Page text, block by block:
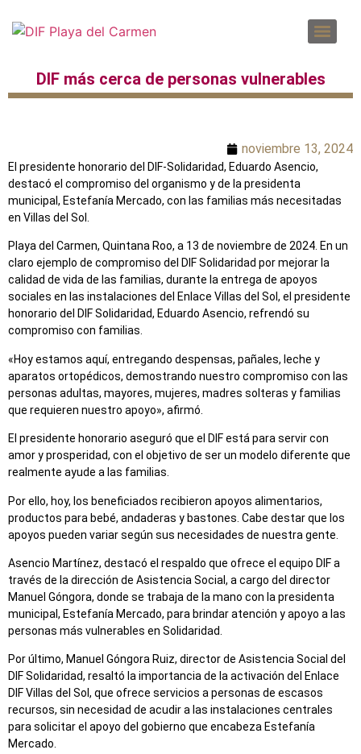
DIF más cerca de personas vulnerables
noviembre 13, 2024
El presidente honorario del DIF-Solidaridad, Eduardo Asencio,
destacó el compromiso del organismo y de la presidenta
municipal, Estefanía Mercado, con las familias más necesitadas
en Villas del Sol.
Playa del Carmen, Quintana Roo, a 13 de noviembre de 2024. En un
claro ejemplo de compromiso del DIF Solidaridad por mejorar la
calidad de vida de las familias, durante la entrega de apoyos
sociales en las instalaciones del Enlace Villas del Sol, el presidente
honorario del DIF Solidaridad, Eduardo Asencio, refrendó su
compromiso con familias.
«Hoy estamos aquí, entregando despensas, pañales, leche y
aparatos ortopédicos, demostrando nuestro compromiso con las
personas adultas, mayores, mujeres, madres solteras y familias
que requieren nuestro apoyo», afirmó.
El presidente honorario aseguró que el DIF está para servir con
amor y prosperidad, con el objetivo de ser un modelo diferente que
realmente ayude a las familias.
Por ello, hoy, los beneficiados recibieron apoyos alimentarios,
productos para bebé, andaderas y bastones. Cabe destar que los
apoyos pueden variar según sus necesidades de nuestra gente.
Asencio Martínez, destacó el respaldo que ofrece el equipo DIF a
través de la dirección de Asistencia Social, a cargo del director
Manuel Góngora, donde se trabaja de la mano con la presidenta
municipal, Estefanía Mercado, para brindar atención y apoyo a las
personas más vulnerables en Solidaridad.
Por último, Manuel Góngora Ruiz, director de Asistencia Social del
DIF Solidaridad, resaltó la importancia de la activación del Enlace
DIF Villas del Sol, que ofrece servicios a personas de escasos
recursos, sin necesidad de acudir a las instalaciones centrales
para solicitar el apoyo del gobierno que encabeza Estefanía
Mercado.